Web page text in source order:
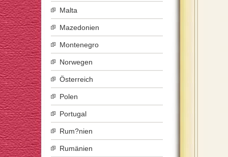
Malta
Mazedonien
Montenegro
Norwegen
Österreich
Polen
Portugal
Rum?nien
Rumänien